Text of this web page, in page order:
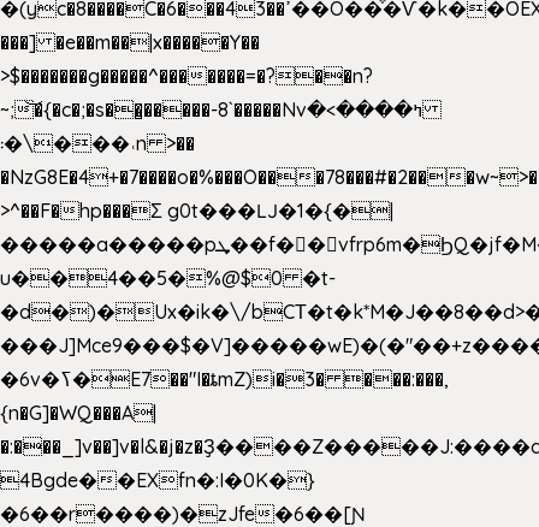
�(yc�8����C�6���43��ߴ��O��͒�Ѵ�k��OEX�2�,�)�t��@���aw����;�׷o�_��2�sy��.�=W�n��߃�{4��ߑ��i�8V6v4W�9��s���g�
���] �e��m��|x�����Y��
>$�������g�����^�������=�?��n?
~;͝�{�c�;�s��̺�����-8`�����Nvߤ����>�
��\�܃�˓n >��
�NzG8E�4+�7����o�%���O���78���#�2��
>^��F�hp���Σ g0t���Ǉ�1�{�|
�����a�����pܜ��f��vfrp6m�ϦQ�jf�M����J:�x��-?
u��4��5�%@$0 �t-
�d�)�Ux�ik�\/
���J]Mce9���$�V]�����wE)�(�"��+z���
�6v�ߖ�E7��"I�ȶmZ)i�3� ���:���,
{n�G]�WQ���A|
4Bgde��EXfn�:I�0K�}
�6��r����)�zJfe�6��[Ɲ